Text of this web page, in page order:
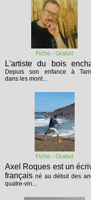
Fiche - Gratuit
L'artiste du bois
Depuis son enfance à
dans les mont...
Fiche - Gratuit
Axel Roques est un
français né au début des
quatre-vin...